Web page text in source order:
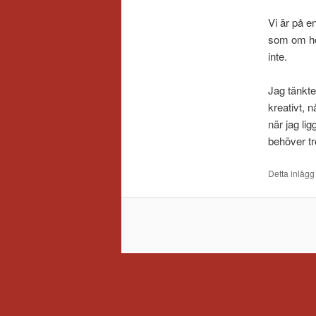
Vi är på
som om
inte.
Jag
kreativt,
när jag
behöver
Detta